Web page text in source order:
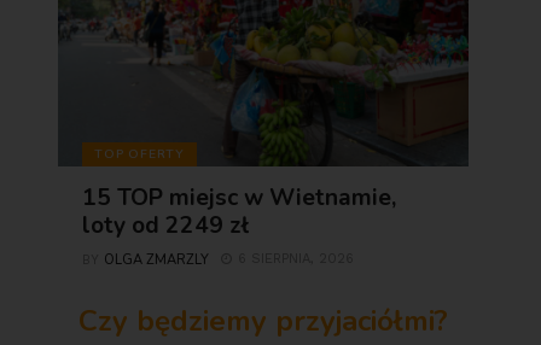
TOP OFERTY
15 TOP miejsc w Wietnamie,
loty od 2249 zł
OLGA ZMARZLY
Czy będziemy przyjaciółmi?